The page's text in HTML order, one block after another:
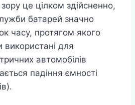
це цілком здійсненно,
батарей значно
часу, протягом якого
для
автомобілів
падіння ємності